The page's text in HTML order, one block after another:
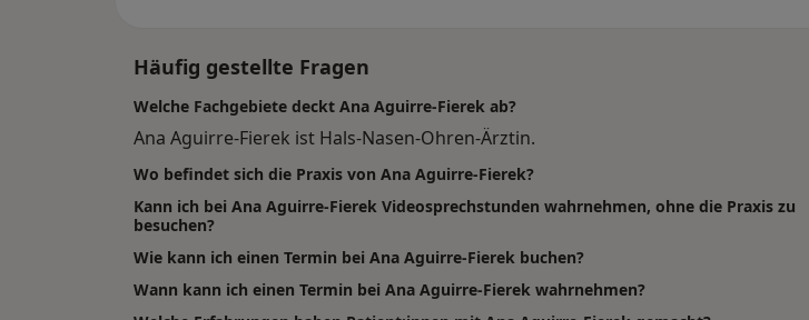
Häufig gestellte Fragen
Welche Fachgebiete deckt Ana Aguirre-Fierek ab?
Ana Aguirre-Fierek ist Hals-Nasen-Ohren-Ärztin.
Wo befindet sich die Praxis von Ana Aguirre-Fierek?
Kann ich bei Ana Aguirre-Fierek Videosprechstunden wahrnehmen, ohne die Praxis zu
besuchen?
Wie kann ich einen Termin bei Ana Aguirre-Fierek buchen?
Wann kann ich einen Termin bei Ana Aguirre-Fierek wahrnehmen?